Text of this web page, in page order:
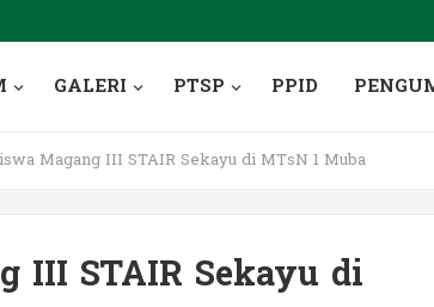
GALERI PTSP PPID
Magang III STAIR Sekayu di MTsN 1 Muba
III STAIR Sekayu di